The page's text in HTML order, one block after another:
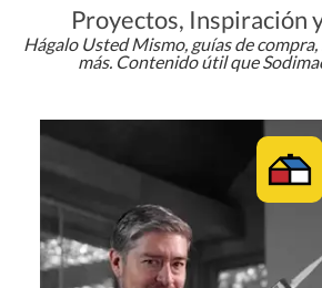
Proyectos, Inspiración
Hágalo Usted Mismo, guías de
más. Contenido útil que